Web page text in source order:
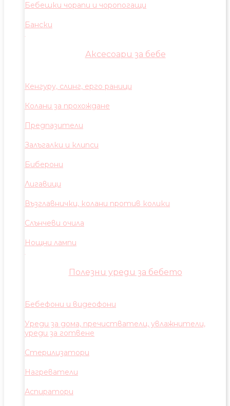
Бебешки чорапи и чоропогащи
Бански
Аксесоари за бебе
Кенгуру, слинг, ерго раници
Колани за прохождане
Предпазители
Залъгалки и клипси
Биберони
Лигавици
Възглавнички, колани против колики
Слънчеви очила
Нощни лампи
Полезни уреди за бебето
Бебефони и видеофони
Уреди за дома, пречистватели, увлажнители,
уреди за готвене
Стерилизатори
Нагреватели
Аспиратори